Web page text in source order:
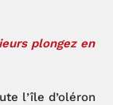
plongez en
l’île d’oléron